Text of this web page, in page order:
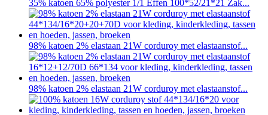
35% katoen 65% polyester 1/1 Effen 100*52/21*21 Zak...
98% katoen 2% elastaan ​​21W corduroy met elastaanstof...
98% katoen 2% elastaan ​​21W corduroy met elastaanstof...